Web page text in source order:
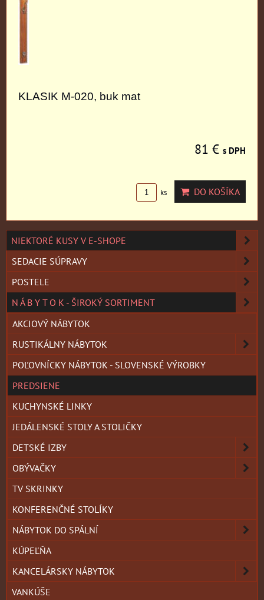
KLASIK M-020, buk mat
81 € s DPH
ks DO KOŠÍKA
NIEKTORÉ KUSY V E-SHOPE
SEDACIE SÚPRAVY
POSTELE
N Á B Y T O K - ŠIROKÝ SORTIMENT
AKCIOVÝ NÁBYTOK
RUSTIKÁLNY NÁBYTOK
POĽOVNÍCKY NÁBYTOK - SLOVENSKÉ VÝROBKY
PREDSIENE
KUCHYNSKÉ LINKY
JEDÁLENSKÉ STOLY A STOLIČKY
DETSKÉ IZBY
OBÝVAČKY
TV SKRINKY
KONFERENČNÉ STOLÍKY
NÁBYTOK DO SPÁLNÍ
KÚPEĽŇA
KANCELÁRSKY NÁBYTOK
VANKÚŠE